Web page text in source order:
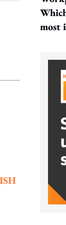
most